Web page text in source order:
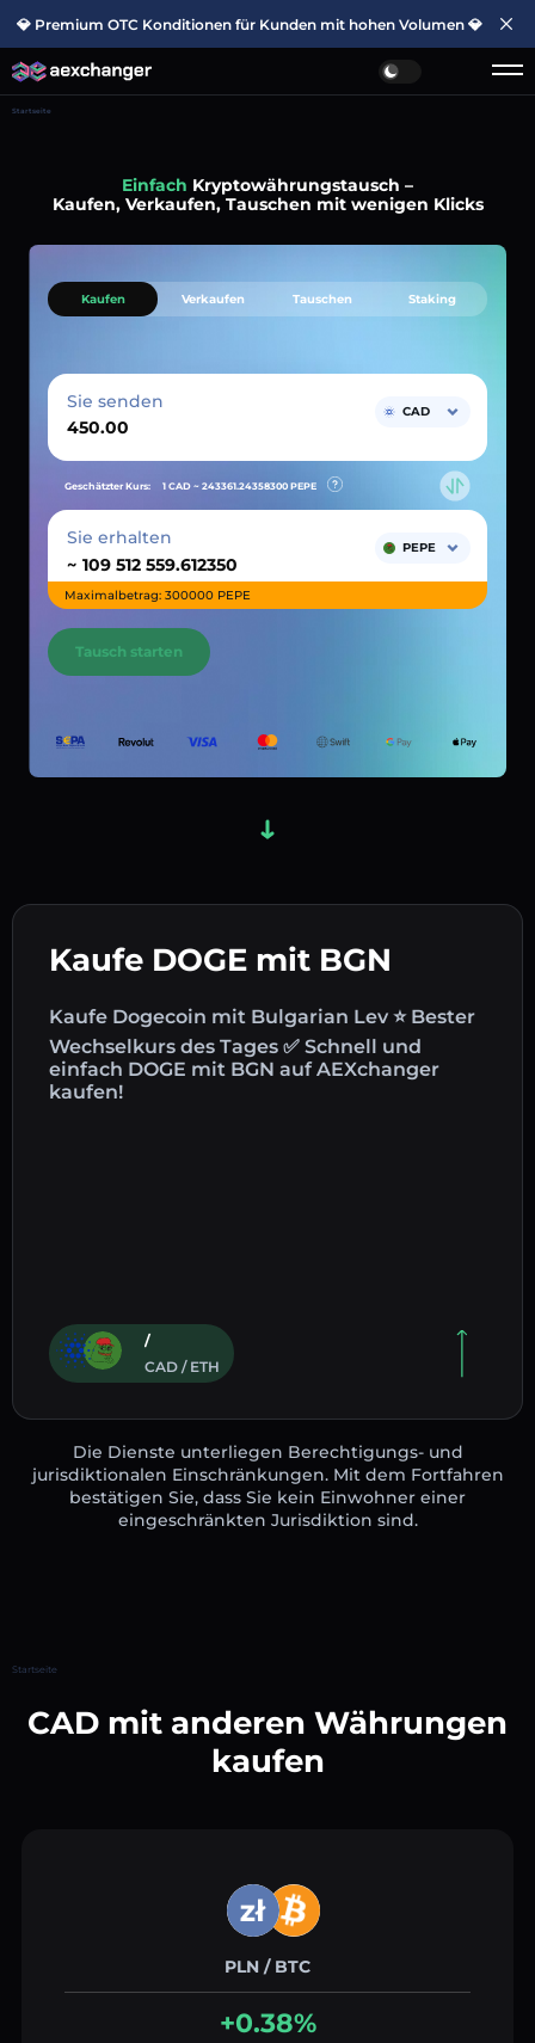
💎 Premium OTC Konditionen für Kunden mit hohen Volumen 💎
Startseite
Einfach Kryptowährungstausch –
Kaufen, Verkaufen, Tauschen mit wenigen Klicks
Kaufe DOGE mit BGN
Kaufe Dogecoin mit Bulgarian Lev ⭐ Bester
Wechselkurs des Tages ✅ Schnell und
einfach DOGE mit BGN auf AEXchanger
kaufen!
/
CAD / ETH
Kaufen Verkaufen Tauschen Staking
Sie senden CAD
Geschätzter Kurs: 1 CAD ~ 243361.24358300 PEPE
Sie erhalten
~
PEPE
Maximalbetrag: 300000 PEPE
Tausch starten
Die Dienste unterliegen Berechtigungs- und
jurisdiktionalen Einschränkungen. Mit dem Fortfahren
bestätigen Sie, dass Sie kein Einwohner einer
eingeschränkten Jurisdiktion sind.
Startseite
CAD mit anderen Währungen
kaufen
PLN / BTC
+0.38%